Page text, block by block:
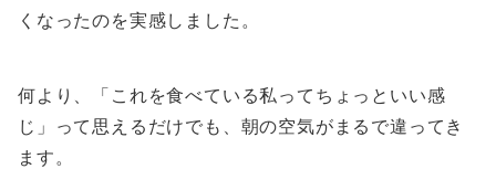
くなったのを実感しました。
何より、「これを食べている私ってちょっといい感
じ」って思えるだけでも、朝の空気がまるで違ってき
ます。